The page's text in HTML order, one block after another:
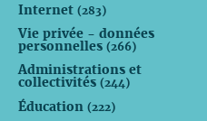
Internet (283)
Vie privée - données
personnelles (266)
Administrations et
collectivités (244)
Éducation (222)